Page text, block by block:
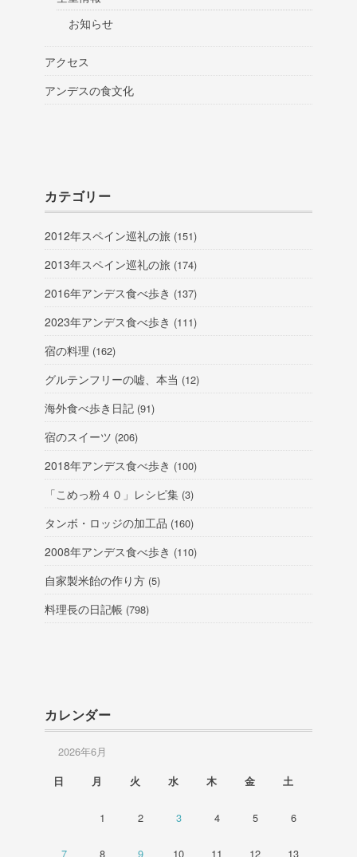
お知らせ
アクセス
アンデスの食文化
カテゴリー
2012年スペイン巡礼の旅 (151)
2013年スペイン巡礼の旅 (174)
2016年アンデス食べ歩き (137)
2023年アンデス食べ歩き (111)
宿の料理 (162)
グルテンフリーの嘘、本当 (12)
海外食べ歩き日記 (91)
宿のスイーツ (206)
2018年アンデス食べ歩き (100)
「こめっ粉４０」レシピ集 (3)
タンボ・ロッジの加工品 (160)
2008年アンデス食べ歩き (110)
自家製米飴の作り方 (5)
料理長の日記帳 (798)
カレンダー
2026年6月
日 月 火 水 木 金 土
1 2 3 4 5 6
7 8 9 10 11 12 13